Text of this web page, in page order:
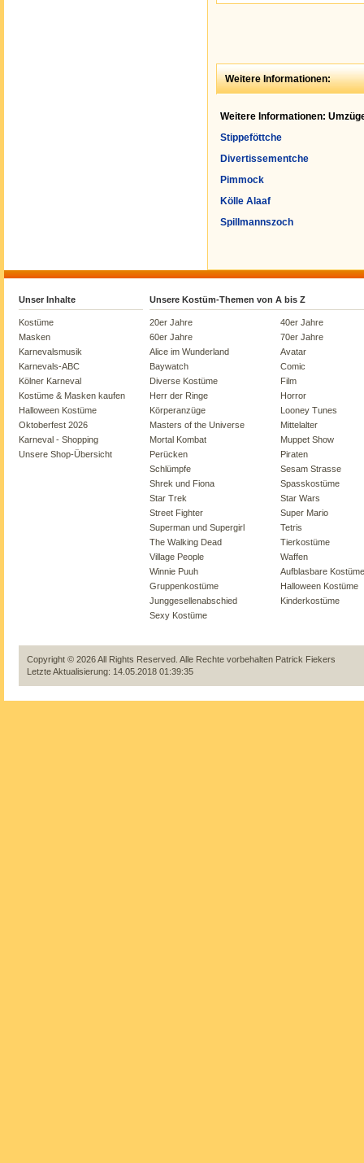
Weitere Informationen:
Weitere Informationen:
Stippeföttche
Divertissementche
Pimmock
Kölle Alaaf
Spillmannszoch
Unser Inhalte
Kostüme
Masken
Karnevalsmusik
Karnevals-ABC
Kölner Karneval
Kostüme & Masken kaufen
Halloween Kostüme
Oktoberfest 2026
Karneval - Shopping
Unsere Shop-Übersicht
Unsere Kostüm-Themen von A bis Z
20er Jahre
40er Jahre
60er Jahre
70er Jahre
Alice im Wunderland
Avatar
Baywatch
Comic
Diverse Kostüme
Film
Herr der Ringe
Horror
Körperanzüge
Looney Tunes
Masters of the Universe
Mittelalter
Mortal Kombat
Muppet Show
Perücken
Piraten
Schlümpfe
Sesam Strasse
Shrek und Fiona
Spasskostüme
Star Trek
Star Wars
Street Fighter
Super Mario
Superman und Supergirl
Tetris
The Walking Dead
Tierkostüme
Village People
Waffen
Winnie Puuh
Aufblasbare Kostüme
Gruppenkostüme
Halloween Kostüme
Junggesellenabschied
Kinderkostüme
Sexy Kostüme
Copyright © 2026 All Rights Reserved. Alle Rechte vorbehalten Patrick Fiekers
Letzte Aktualisierung: 14.05.2018 01:39:35